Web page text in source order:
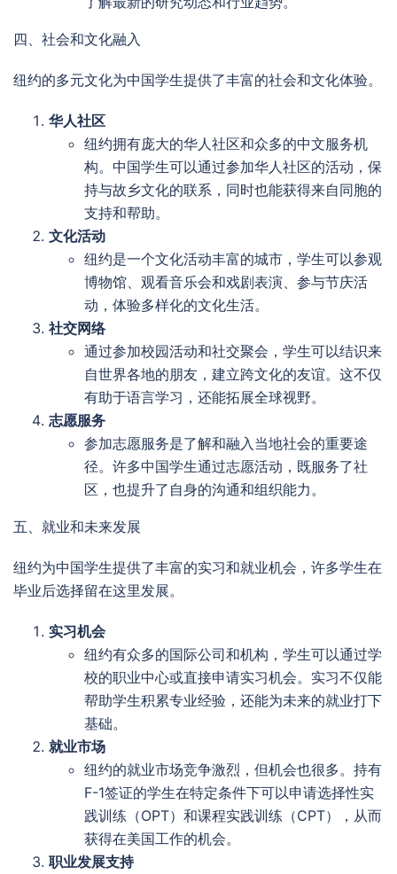
四、社会和文化融入
纽约的多元文化为中国学生提供了丰富的社会和文化体验。
华人社区
纽约拥有庞大的华人社区和众多的中文服务机
构。中国学生可以通过参加华人社区的活动，保
持与故乡文化的联系，同时也能获得来自同胞的
支持和帮助。
文化活动
纽约是一个文化活动丰富的城市，学生可以参观
博物馆、观看音乐会和戏剧表演、参与节庆活
动，体验多样化的文化生活。
社交网络
通过参加校园活动和社交聚会，学生可以结识来
自世界各地的朋友，建立跨文化的友谊。这不仅
有助于语言学习，还能拓展全球视野。
志愿服务
参加志愿服务是了解和融入当地社会的重要途
径。许多中国学生通过志愿活动，既服务了社
区，也提升了自身的沟通和组织能力。
五、就业和未来发展
纽约为中国学生提供了丰富的实习和就业机会，许多学生在
毕业后选择留在这里发展。
实习机会
纽约有众多的国际公司和机构，学生可以通过学
校的职业中心或直接申请实习机会。实习不仅能
帮助学生积累专业经验，还能为未来的就业打下
基础。
就业市场
纽约的就业市场竞争激烈，但机会也很多。持有
F-1签证的学生在特定条件下可以申请选择性实
践训练（OPT）和课程实践训练（CPT），从而
获得在美国工作的机会。
职业发展支持